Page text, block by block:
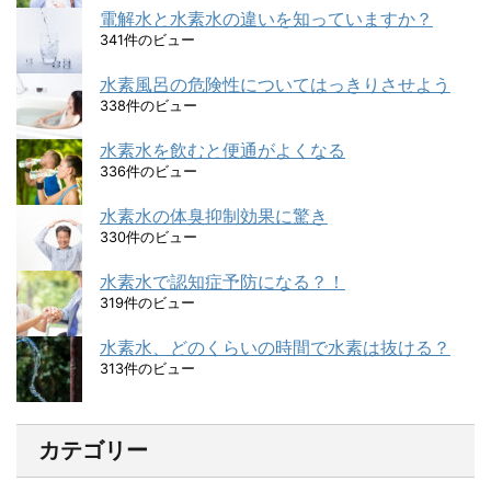
電解水と水素水の違いを知っていますか？
341件のビュー
水素風呂の危険性についてはっきりさせよう
338件のビュー
水素水を飲むと便通がよくなる
336件のビュー
水素水の体臭抑制効果に驚き
330件のビュー
水素水で認知症予防になる？！
319件のビュー
水素水、どのくらいの時間で水素は抜ける？
313件のビュー
カテゴリー